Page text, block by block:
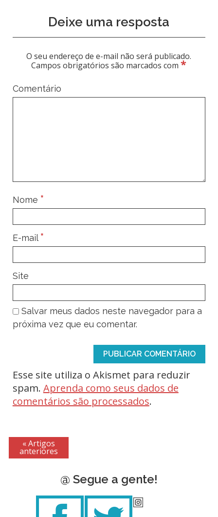
Deixe uma resposta
O seu endereço de e-mail não será publicado.
Campos obrigatórios são marcados com*
Comentário
Nome *
E-mail *
Site
Salvar meus dados neste navegador para a
próxima vez que eu comentar.
Esse site utiliza o Akismet para reduzir
spam. Aprenda como seus dados de
comentários são processados.
« Artigos
anteriores
@ Segue a gente!